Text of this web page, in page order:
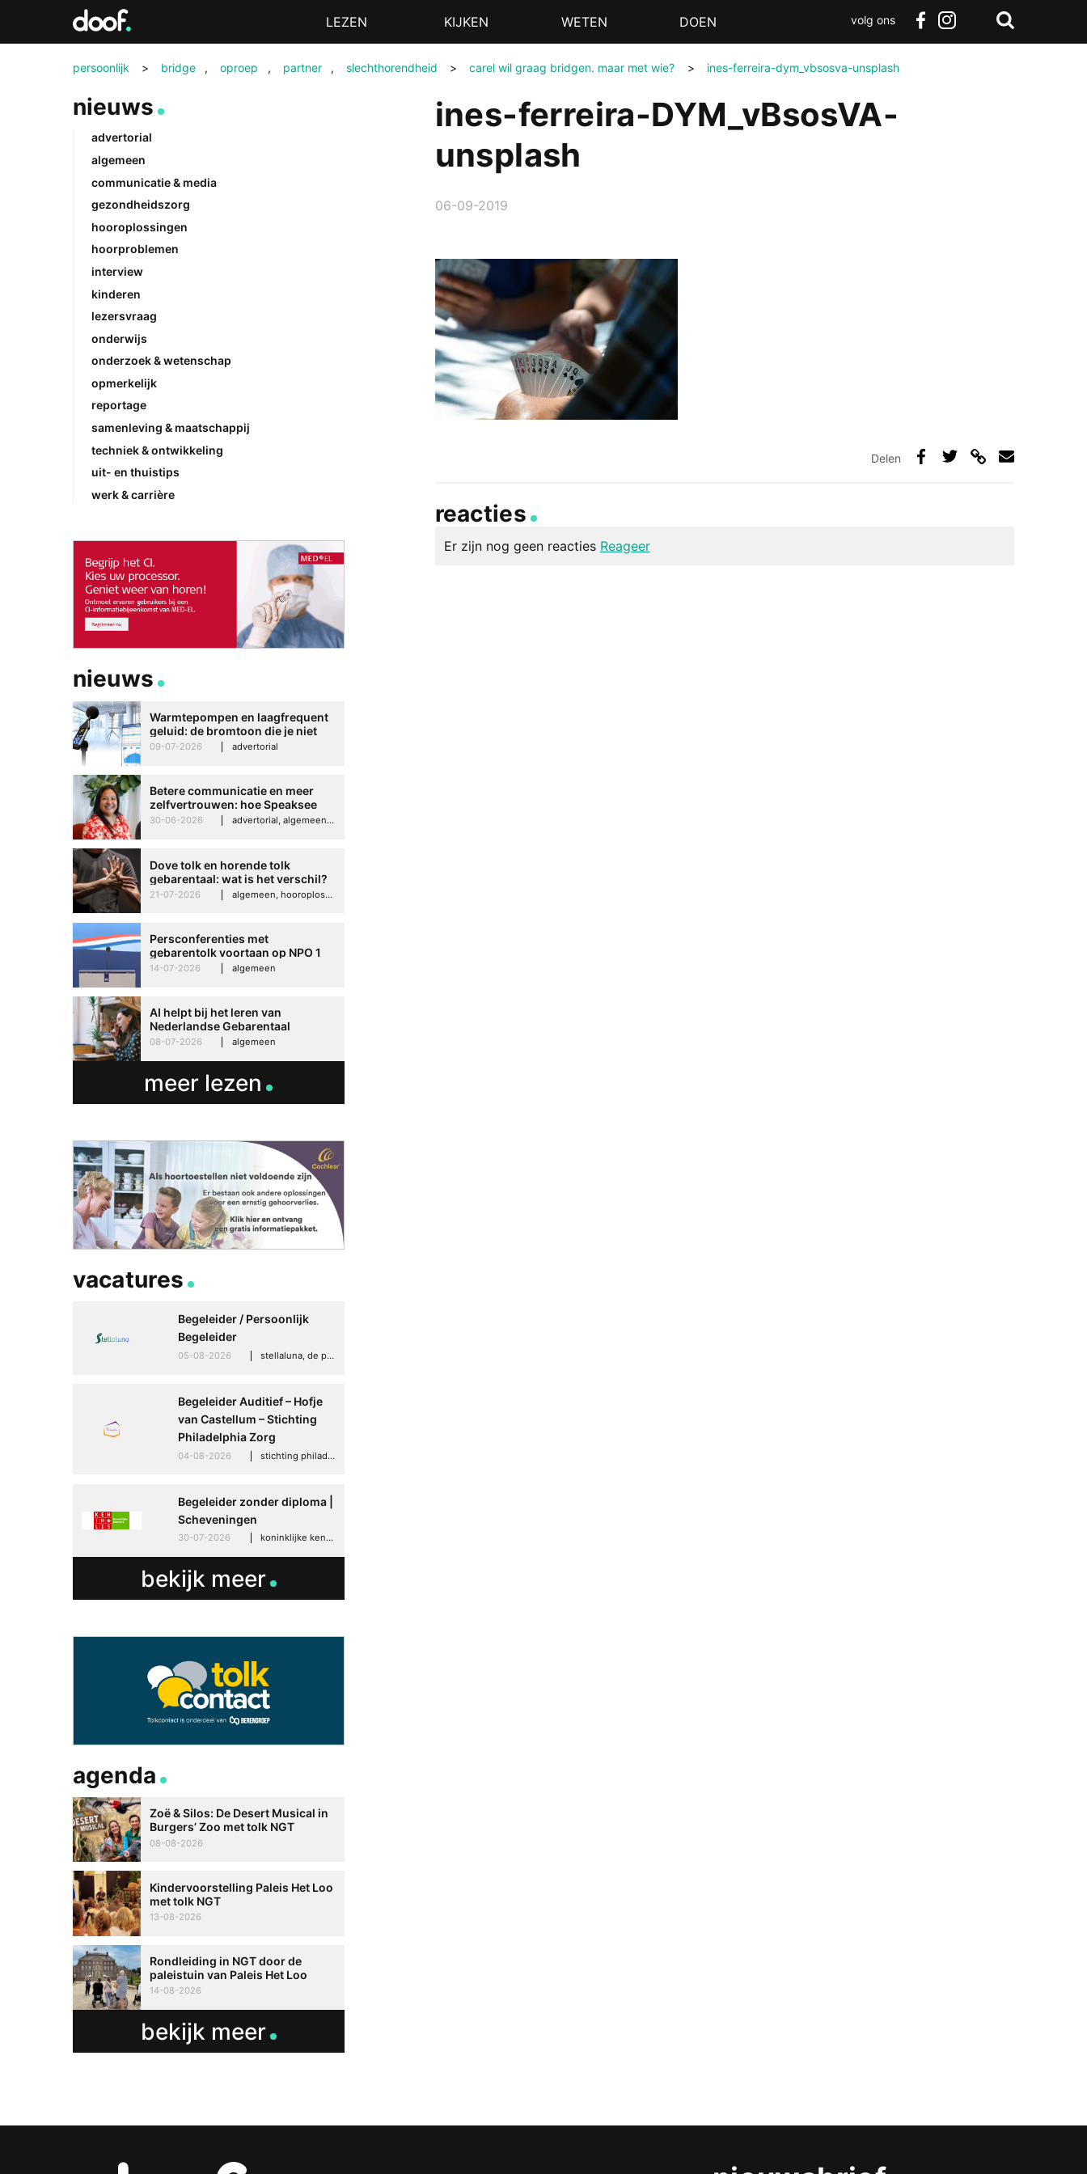
MenuLEZEN KIJKEN WETEN DOEN
volg ons
persoonlijk > bridge , oproep , partner , slechthorendheid > carel wil graag bridgen. maar met wie? > ines-ferreira-dym_vbsosva-unsplash
ines-ferreira-DYM_vBsosVA-
unsplash
06-09-2019
Delen
reacties
Er zijn nog geen reacties Reageer
nieuws
advertorial
algemeen
communicatie & media
gezondheidszorg
hooroplossingen
hoorproblemen
interview
kinderen
lezersvraag
onderwijs
onderzoek & wetenschap
opmerkelijk
reportage
samenleving & maatschappij
techniek & ontwikkeling
uit- en thuistips
werk & carrière
nieuws
Warmtepompen en laagfrequent
geluid: de bromtoon die je niet
kunt negeren
09-07-2026 advertorial
Betere communicatie en meer
zelfvertrouwen: hoe Speaksee
Imelda helpt om te groeien in
30-06-2026 advertorial, algemeen, hooroplossingen, interview
Dove tolk en horende tolk
gebarentaal: wat is het verschil?
21-07-2026 algemeen, hooroplossingen, hoorproblemen, samenleving & maatschappij
Persconferenties met
gebarentolk voortaan op NPO 1
Extra
14-07-2026 algemeen
AI helpt bij het leren van
Nederlandse Gebarentaal
08-07-2026 algemeen
meer lezen
vacatures
Begeleider / Persoonlijk
Begeleider
05-08-2026 stellaluna, de punt (drenthe)
Begeleider Auditief – Hofje
van Castellum – Stichting
Philadelphia Zorg
04-08-2026 stichting philadelphia zorg, den haag
Begeleider zonder diploma |
Scheveningen
30-07-2026 koninklijke kentalis, scheveningen
bekijk meer
agenda
Zoë & Silos: De Desert Musical in
Burgers’ Zoo met tolk NGT
08-08-2026
Kindervoorstelling Paleis Het Loo
met tolk NGT
13-08-2026
Rondleiding in NGT door de
paleistuin van Paleis Het Loo
14-08-2026
bekijk meer
Doof.nl
Zoeken
Terug